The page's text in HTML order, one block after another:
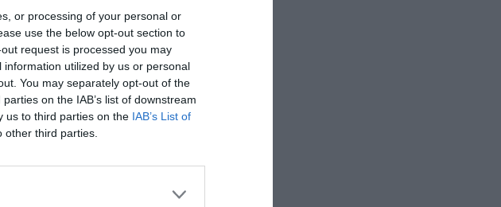
or processing of your personal or
use the below opt-out section to
request is processed you may
utilized by us or personal
You may separately opt-out of the
on the IAB’s list of downstream
us to third parties on the IAB’s List of
third parties.